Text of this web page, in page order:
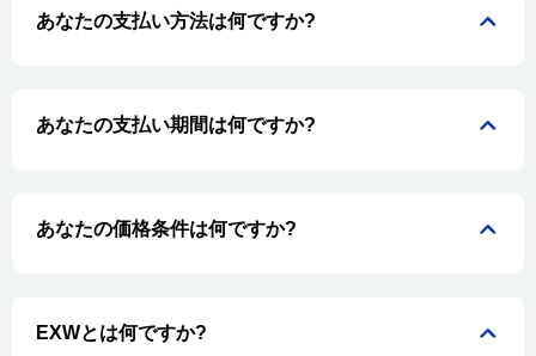
あなたの支払い方法は何ですか?
あなたの支払い期間は何ですか?
あなたの価格条件は何ですか?
EXWとは何ですか?